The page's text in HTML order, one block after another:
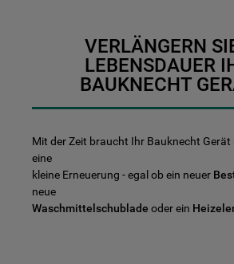
VERLÄNGERN
LEBENSDAUER
BAUKNECHT
Mit der Zeit braucht Ihr Bauknecht
eine
kleine Erneuerung - egal ob ein neuer
neue
Waschmittelschublade oder ein